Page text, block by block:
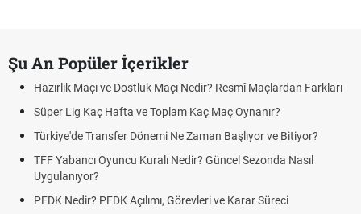
Şu An Popüler İçerikler
Hazırlık Maçı ve Dostluk Maçı Nedir? Resmî Maçlardan Farkları
Süper Lig Kaç Hafta ve Toplam Kaç Maç Oynanır?
Türkiye'de Transfer Dönemi Ne Zaman Başlıyor ve Bitiyor?
TFF Yabancı Oyuncu Kuralı Nedir? Güncel Sezonda Nasıl
Uygulanıyor?
PFDK Nedir? PFDK Açılımı, Görevleri ve Karar Süreci